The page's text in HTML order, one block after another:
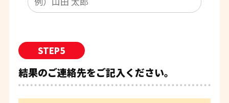
STEP5
結果のご連絡先をご記入ください。